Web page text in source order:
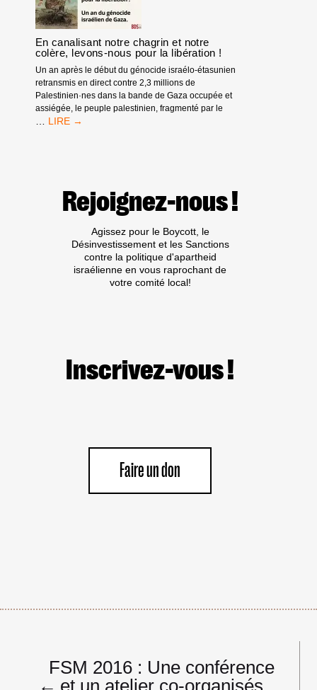
ET
L’ACCÉLÉRATION
DE
L’EFFONDREMENT
DE
L’ÉCONOMIE
ISRAÉLIENNE
En canalisant notre chagrin et notre
colère, levons-nous pour la libération !
Un an après le début du génocide israélo-étasunien
retransmis en direct contre 2,3 millions de
Palestinien·nes dans la bande de Gaza occupée et
assiégée, le peuple palestinien, fragmenté par le
EN
COLÈRE,
LEVONS-
LIBÉRATION
Rejoignez-nous !
Agissez pour le Boycott, le
Désinvestissement et les Sanctions
contre la politique d'apartheid
israélienne en vous raprochant de
votre comité local!
Inscrivez-vous !
Faire un don
Navigation
deFSM 2016 : Une conférence